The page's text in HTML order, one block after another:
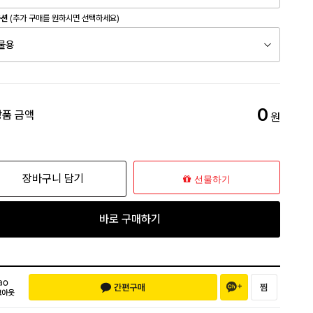
(추가 구매를 원하시면 선택하세요)
금액 0 원
장바구니 담기 선물하기
바로 구매하기